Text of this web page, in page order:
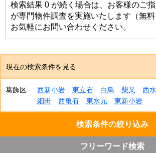
検索結果 0 が続く場合は、お客様のご
が専門物件調査を実施いたします（無料
お気軽にお問い合わせください。
現在の検索条件を見る
葛飾区 西新小岩 東立石 白鳥 柴又 西
細田
西亀有 東水元 東新小岩
検索条件の絞り込み
フリーワード検索